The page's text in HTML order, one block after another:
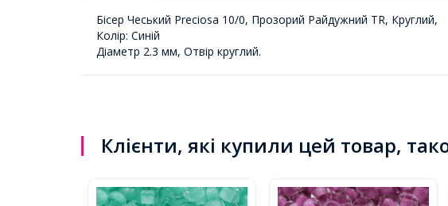
Бісер Чеський Preciosa 10/0, Прозорий Райдужний TR, Круглий,
Колір: Синій
Діаметр 2.3 мм, Отвір круглий.
Клієнти, які купили цей товар,